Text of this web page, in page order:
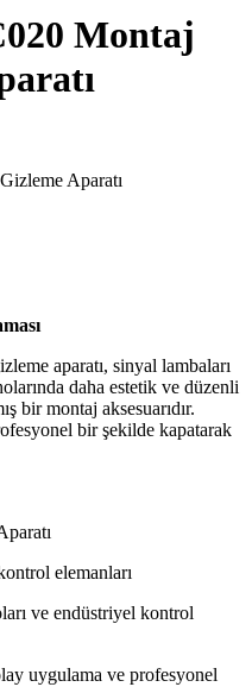
Montaj
Aparatı
aparatı, sinyal lambaları
daha estetik ve düzenli
bir montaj aksesuarıdır.
bir şekilde kapatarak
elemanları
ve endüstriyel kontrol
uygulama ve profesyonel